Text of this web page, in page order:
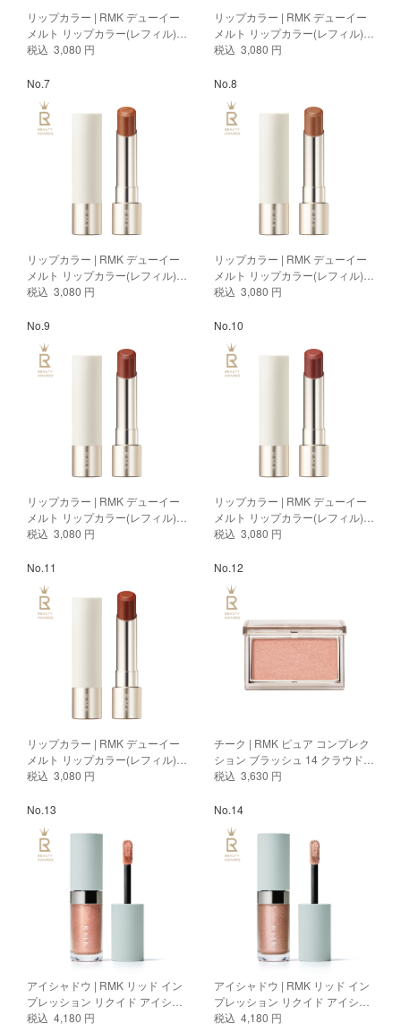
リップカラー | RMK デューイー
メルト リップカラー(レフィル)
07
税込 3,080 円
リップカラー | RMK デューイー
メルト リップカラー(レフィル)
04
税込 3,080 円
No.7
リップカラー | RMK デューイー
メルト リップカラー(レフィル)
08
税込 3,080 円
No.8
リップカラー | RMK デューイー
メルト リップカラー(レフィル)
01
税込 3,080 円
No.9
リップカラー | RMK デューイー
メルト リップカラー(レフィル)
05
税込 3,080 円
No.10
リップカラー | RMK デューイー
メルト リップカラー(レフィル)
09
税込 3,080 円
No.11
リップカラー | RMK デューイー
メルト リップカラー(レフィル)
02
税込 3,080 円
No.12
チーク | RMK ピュア コンプレク
ション ブラッシュ 14 クラウド
フルール
税込 3,630 円
No.13
アイシャドウ | RMK リッド イン
プレッション リクイド アイシャ
ドウ 02 メモリー ブリーズ
税込 4,180 円
No.14
アイシャドウ | RMK リッド イン
プレッション リクイド アイシャ
ドウ 06 ムーンリット マグノリア
税込 4,180 円